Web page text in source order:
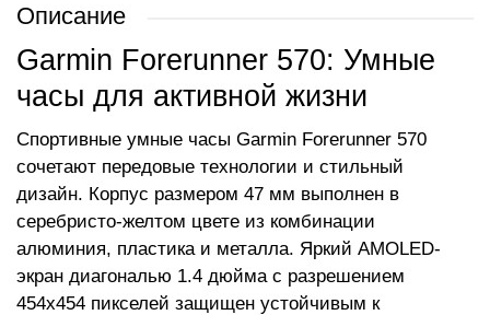
Описание
Garmin Forerunner 570: Умные
часы для активной жизни
Спортивные умные часы Garmin Forerunner 570
сочетают передовые технологии и стильный
дизайн. Корпус размером 47 мм выполнен в
серебристо-желтом цвете из комбинации
алюминия, пластика и металла. Яркий AMOLED-
экран диагональю 1.4 дюйма с разрешением
454x454 пикселей защищен устойчивым к